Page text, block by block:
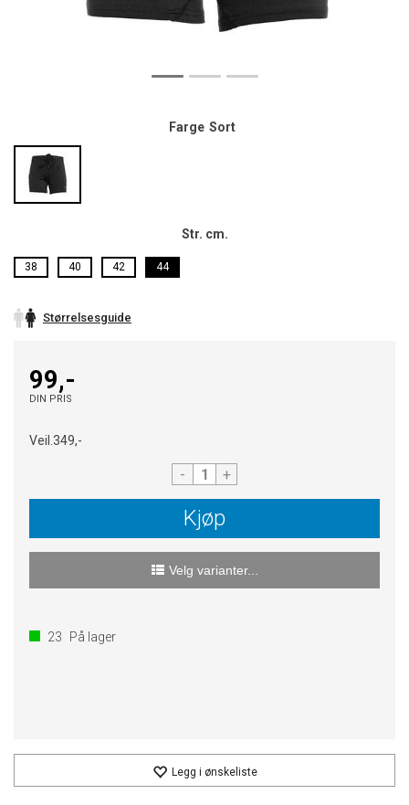
Farge Sort
Str. cm.
38 40 42 44
Størrelsesguide
99,-
DIN PRIS
Veil. 349,-
- +
Kjøp
Velg varianter...
23 På lager
Legg i ønskeliste